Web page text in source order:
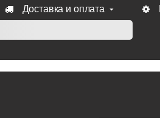
Доставка и оплата
Extreza, Melodia, Forme при